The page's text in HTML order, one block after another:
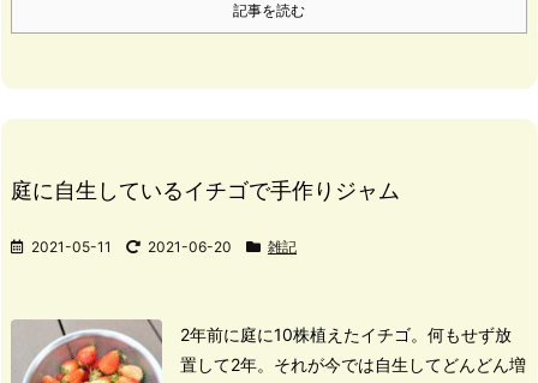
記事を読む
庭に自生しているイチゴで手作りジャム
2021-05-11 2021-06-20 雑記
2年前に庭に10株植えたイチゴ。 何もせず放
置して2年。 それが今では自生してどんどん増